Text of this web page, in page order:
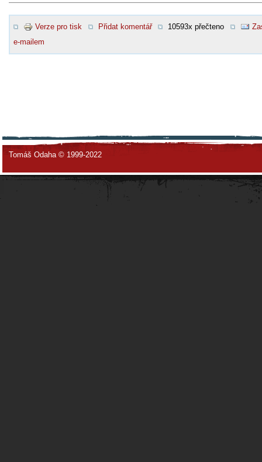
Verze pro tisk Přidat komentář 10593x přečteno
e-mailem
Tomáš Odaha © 1999-2022